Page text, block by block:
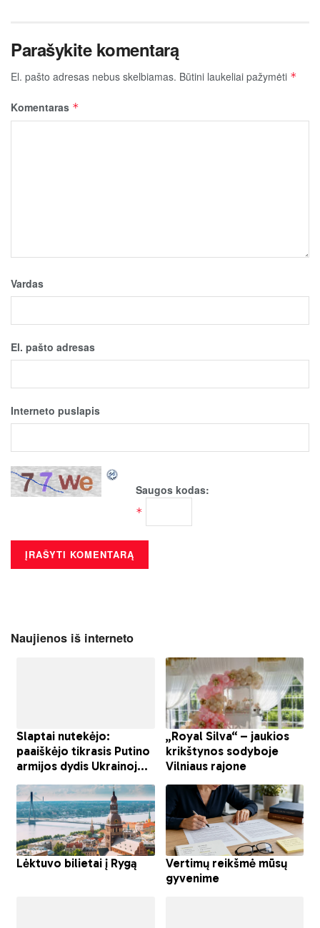
Parašykite komentarą
El. pašto adresas nebus skelbiamas. Būtini laukeliai pažymėti *
Komentaras *
Vardas
El. pašto adresas
Interneto puslapis
Saugos kodas:
*
Naujienos iš interneto